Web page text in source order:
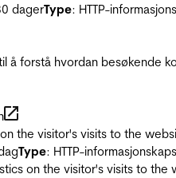
dagerType: HTTP-
å forstå hvordan besøkende
the visitor's visits to the
Type: HTTP-
on the visitor's visits to